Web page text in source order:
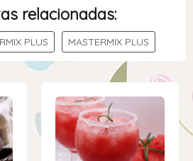
relacionadas:
PLUS MASTERMIX PLUS